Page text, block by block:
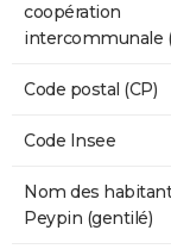
coopération
intercommunale
Code postal (CP)
Code Insee
Nom des
Peypin (gentilé)